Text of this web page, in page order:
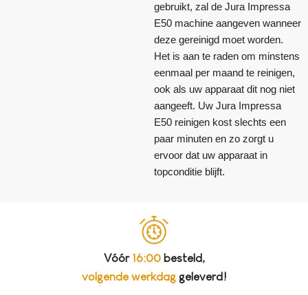
gebruikt, zal de Jura Impressa
E50 machine aangeven wanneer
deze gereinigd moet worden.
Het is aan te raden om minstens
eenmaal per maand te reinigen,
ook als uw apparaat dit nog niet
aangeeft. Uw Jura Impressa
E50 reinigen kost slechts een
paar minuten en zo zorgt u
ervoor dat uw apparaat in
topconditie blijft.
Vóór 16:00besteld,
volgende werkdaggeleverd!